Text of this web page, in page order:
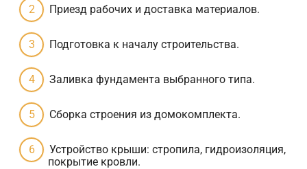
Приезд рабочих и доставка материалов.
Подготовка к началу строительства.
Заливка фундамента выбранного типа.
Сборка строения из домокомплекта.
Устройство крыши: стропила, гидроизоляция,
покрытие кровли.